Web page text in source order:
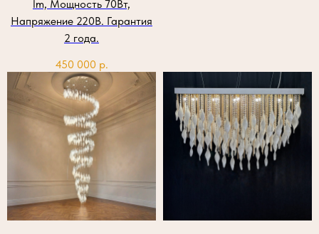
lm, Мощность 70Вт,
Напряжение 220В. Гарантия
2 года.
450 000 р.